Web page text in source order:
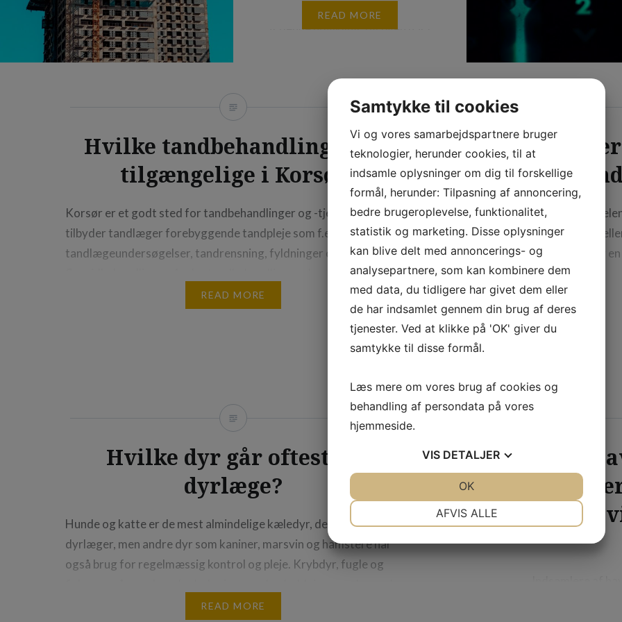
Nybyggeri er en væsentlig del
af denne udvikling, og byen har i
København. Fra høje
skyskrabere til mindre
boligkomplekser – København
er et dynamisk teater for
nytænkende arkitektur og
byggeprojekter….
READ MORE
Hvilke tandbehandlinger er
tilgængelige i Korsør
Korsør er et godt sted for tandbehandlinger og -tjenester. I byen
tilbyder tandlæger forebyggende tandpleje som f.eks.
tandlægeundersøgelser, tandrensning, fyldninger og
fluoridbehandlinger. Andre tandbehandlinger, der tilbydes i
Korsør, omfatter tandkroner, broer, proteser og rodbehandling.
For dem, der har haft traumer på deres tænder eller tandkød,
tilbyder Korsør også endodontik og parodontalbehandling.
READ MORE
Hvad
Nogle af
at forebygge
dårlig ånde og
Desuden kan
opdage
alvorlige. I
mundhygiejne…
Hvilke dyr går oftest til
dyrlæge?
Hunde og katte er de mest almindelige kæledyr, der besøger
dyrlæger, men andre dyr som kaniner, marsvin og hamstere har
også brug for regelmæssig kontrol og pleje. Krybdyr, fugle og
måske ikke kræver så hyppige dyrlægebesøg som pattedyr.
READ MORE
det er
lettere.
Samtykke til cookies
Vi og vores samarbejdspartnere bruger
teknologier, herunder cookies, til at
indsamle oplysninger om dig til forskellige
formål, herunder: Tilpasning af annoncering,
bedre brugeroplevelse, funktionalitet,
statistik og marketing. Disse oplysninger
kan blive delt med annoncerings- og
analysepartnere, som kan kombinere dem
med data, du tidligere har givet dem eller
de har indsamlet gennem din brug af deres
tjenester. Ved at klikke på 'OK' giver du
samtykke til disse formål.
Læs mere om vores brug af cookies og
behandling af persondata på vores
hjemmeside.
VIS DETALJER
AFVIS ALLE
OK